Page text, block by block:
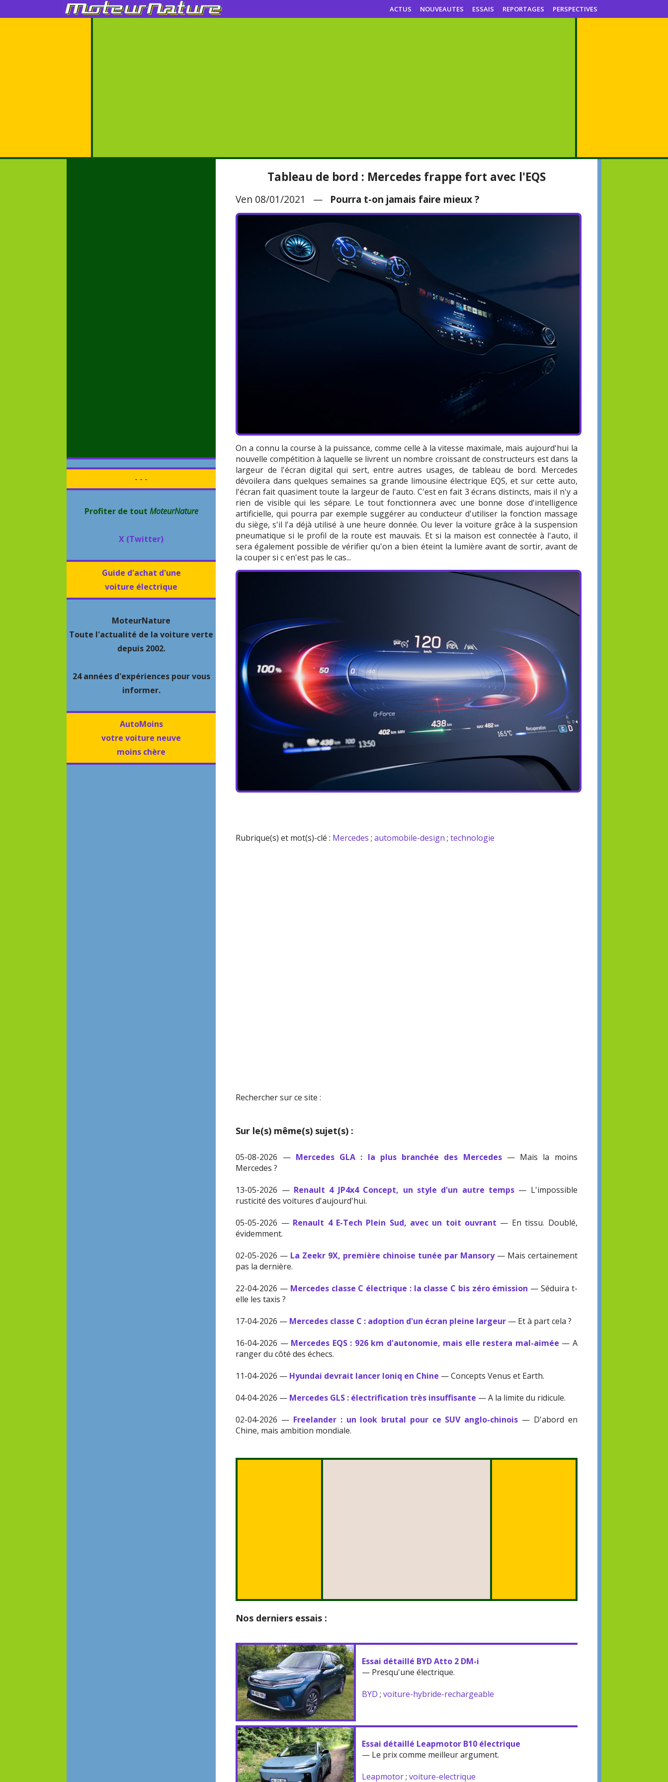
ACTUS NOUVEAUTES ESSAIS REPORTAGES PERSPECTIVES
- - -
Profiter de tout MoteurNature
X (Twitter)
Guide d'achat d'une
voiture électrique
MoteurNature
Toute l'actualité de la voiture verte
depuis 2002.
24 années d'expériences pour vous
informer.
AutoMoins
votre voiture neuve
moins chère
Tableau de bord : Mercedes frappe fort avec l'EQS
Ven 08/01/2021 — Pourra t-on jamais faire mieux ?
On a connu la course à la puissance, comme celle à la vitesse maximale, mais aujourd'hui la
nouvelle compétition à laquelle se livrent un nombre croissant de constructeurs est dans la
largeur de l'écran digital qui sert, entre autres usages, de tableau de bord. Mercedes
dévoilera dans quelques semaines sa grande limousine électrique EQS, et sur cette auto,
l'écran fait quasiment toute la largeur de l'auto. C'est en fait 3 écrans distincts, mais il n'y a
rien de visible qui les sépare. Le tout fonctionnera avec une bonne dose d'intelligence
artificielle, qui pourra par exemple suggérer au conducteur d'utiliser la fonction massage
du siège, s'il l'a déjà utilisé à une heure donnée. Ou lever la voiture grâce à la suspension
pneumatique si le profil de la route est mauvais. Et si la maison est connectée à l'auto, il
sera également possible de vérifier qu'on a bien éteint la lumière avant de sortir, avant de
la couper si c en'est pas le cas...
Rubrique(s) et mot(s)-clé : Mercedes ;automobile-design ;technologie
Rechercher sur ce site :
Sur le(s) même(s) sujet(s) :
05-08-2026 — Mercedes GLA : la plus branchée des Mercedes— Mais la moins
Mercedes ?
13-05-2026 — Renault 4 JP4x4 Concept, un style d'un autre temps— L'impossible
rusticité des voitures d'aujourd'hui.
05-05-2026 — Renault 4 E-Tech Plein Sud, avec un toit ouvrant — En tissu. Doublé,
évidemment.
02-05-2026 — La Zeekr 9X, première chinoise tunée par Mansory— Mais certainement
pas la dernière.
22-04-2026 — Mercedes classe C électrique : la classe C bis zéro émission — Séduira t-
elle les taxis ?
17-04-2026 — Mercedes classe C : adoption d'un écran pleine largeur — Et à part cela ?
16-04-2026 — Mercedes EQS : 926 km d'autonomie, mais elle restera mal-aimée — A
ranger du côté des échecs.
11-04-2026 — Hyundai devrait lancer Ioniq en Chine — Concepts Venus et Earth.
04-04-2026 — Mercedes GLS : électrification très insuffisante — A la limite du ridicule.
02-04-2026 — Freelander : un look brutal pour ce SUV anglo-chinois — D'abord en
Chine, mais ambition mondiale.
Nos derniers essais :
Essai détaillé BYD Atto 2 DM-i
— Presqu'une électrique.
BYD ;voiture-hybride-rechargeable
Essai détaillé Leapmotor B10 électrique
— Le prix comme meilleur argument.
Leapmotor;voiture-electrique